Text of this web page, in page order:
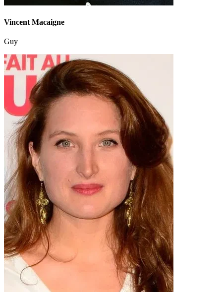
Vincent Macaigne
Guy